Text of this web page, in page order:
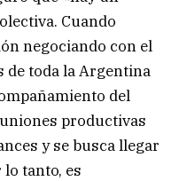
Cuando
negociando con el
de toda la Argentina
del
productivas
y se busca llegar
tanto, es